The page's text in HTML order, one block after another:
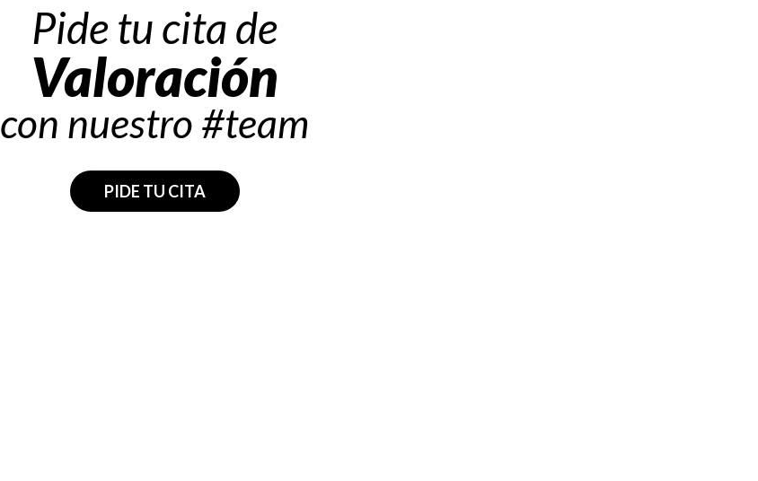
Pide tu cita de
Valoración
con nuestro #team
PIDE TU CITA